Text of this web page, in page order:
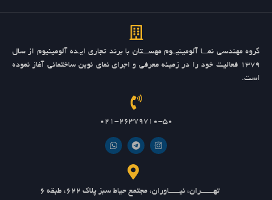
گروه مهندسی نمـــا آلومینیــوم مهســـتان با برند تجاری ایـده آلومینیوم از سال
1379 فعالیت خود را در زمینه معرفی و اجرای نمای نوین ساختمانی آغاز نموده
است.
021-26379710-50
تهـــــــران، نیــــــاوران، مجتمع حیاط سبز پلاک 622، طبقه 6